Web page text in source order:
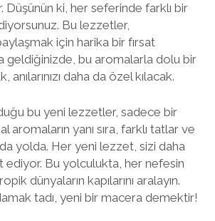
Düşünün ki, her seferinde farklı bir
Bu lezzetler,
için harika bir fırsat
geldiğinizde, bu aromalarla dolu bir
daha da özel kılacak.
bu yeni lezzetler, sadece bir
aromaların yanı sıra, farklı tatlar ve
yolda. Her yeni lezzet, sizi daha
Bu yolculukta, her nefesin
dünyaların kapılarını aralayın.
tadı, yeni bir macera demektir!